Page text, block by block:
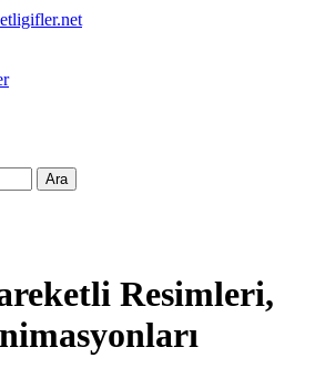
Ara
Resimleri,